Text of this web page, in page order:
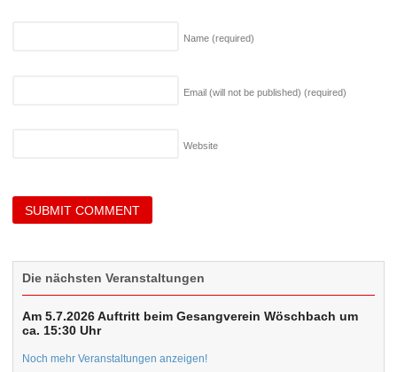
Name (required)
Email (will not be published) (required)
Website
Die nächsten Veranstaltungen
Am 5.7.2026 Auftritt beim Gesangverein Wöschbach um
ca. 15:30 Uhr
Noch mehr Veranstaltungen anzeigen!